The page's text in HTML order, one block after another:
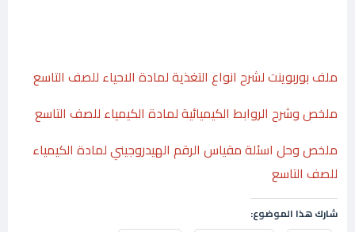
ملف بوربوينت لشرح انواع التغذية لمادة الاحياء للصف التاسع
ملخص وشرح الروابط الكيميائية لمادة الكيمياء للصف التاسع
ملخص وحل اسئلة مقياس الرقم الهيدروجيني لمادة الكيمياء
للصف التاسع
شارك هذا الموضوع: